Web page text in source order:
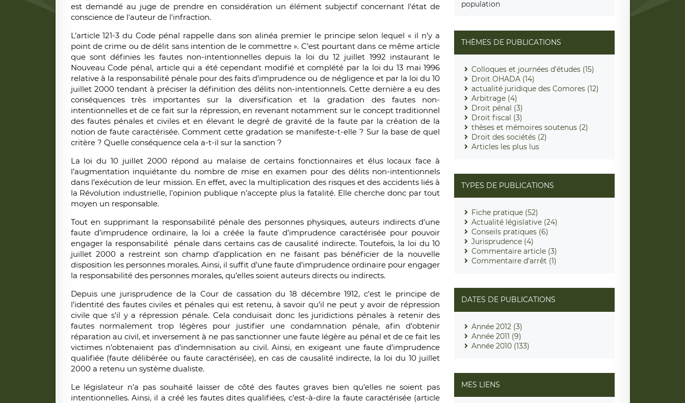
est demandé au juge de prendre en considération un élément subjectif concernant l'état de
conscience de l'auteur de l'infraction.
L’article 121-3 du Code pénal rappelle dans son alinéa premier le principe selon lequel « il n’y a
point de crime ou de délit sans intention de le commettre ». C’est pourtant dans ce même article
que sont définies les fautes non-intentionnelles depuis la loi du 12 juillet 1992 instaurant le
Nouveau Code pénal, article qui a été cependant modifié et complété par la loi du 13 mai 1996
relative à la responsabilité pénale pour des faits d’imprudence ou de négligence et par la loi du 10
juillet 2000 tendant à préciser la définition des délits non-intentionnels. Cette dernière a eu des
conséquences très importantes sur la diversification et la gradation des fautes non-
intentionnelles et de ce fait sur la répression, en revenant notamment sur le concept traditionnel
des fautes pénales et civiles et en élevant le degré de gravité de la faute par la création de la
notion de faute caractérisée. Comment cette gradation se manifeste-t-elle ? Sur la base de quel
critère ? Quelle conséquence cela a-t-il sur la sanction ?
La loi du 10 juillet 2000 répond au malaise de certains fonctionnaires et élus locaux face à
l’augmentation inquiétante du nombre de mise en examen pour des délits non-intentionnels
dans l’exécution de leur mission. En effet, avec la multiplication des risques et des accidents liés à
la Révolution industrielle, l’opinion publique n’accepte plus la fatalité. Elle cherche donc par tout
moyen un responsable.
Tout en supprimant la responsabilité pénale des personnes physiques, auteurs indirects d’une
faute d’imprudence ordinaire, la loi a créée la faute d’imprudence caractérisée pour pouvoir
engager la responsabilité pénale dans certains cas de causalité indirecte. Toutefois, la loi du 10
juillet 2000 a restreint son champ d’application en ne faisant pas bénéficier de la nouvelle
disposition les personnes morales. Ainsi, il suffit d’une faute d’imprudence ordinaire pour engager
la responsabilité des personnes morales, qu’elles soient auteurs directs ou indirects.
Depuis une jurisprudence de la Cour de cassation du 18 décembre 1912, c’est le principe de
l’identité des fautes civiles et pénales qui est retenu, à savoir qu’il ne peut y avoir de répression
civile que s’il y a répression pénale. Cela conduisait donc les juridictions pénales à retenir des
fautes normalement trop légères pour justifier une condamnation pénale, afin d’obtenir
réparation au civil, et inversement à ne pas sanctionner une faute légère au pénal et de ce fait les
victimes n’obtenaient pas d’indemnisation au civil. Ainsi, en exigeant une faute d’imprudence
qualifiée (faute délibérée ou faute caractérisée), en cas de causalité indirecte, la loi du 10 juillet
2000 a retenu un système dualiste.
Le législateur n’a pas souhaité laisser de côté des fautes graves bien qu’elles ne soient pas
intentionnelles. Ainsi, il a créé les fautes dites qualifiées, c’est-à-dire la faute caractérisée (article
population
THÈMES DE PUBLICATIONS
Colloques et journées d'études (15)
Droit OHADA (14)
actualité juridique des Comores (12)
Arbitrage (4)
Droit pénal (3)
Droit fiscal (3)
thèses et mémoires soutenus (2)
Droit des sociétés (2)
Articles les plus lus
TYPES DE PUBLICATIONS
Fiche pratique (52)
Actualité législative (24)
Conseils pratiques (6)
Jurisprudence (4)
Commentaire article (3)
Commentaire d'arrêt (1)
DATES DE PUBLICATIONS
Année 2012 (3)
Année 2011 (9)
Année 2010 (133)
MES LIENS